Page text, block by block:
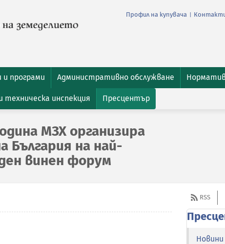
Профил на купувача
програми Административно обслужване
техническа инспекция Пресцентър
МЗХ организира
България на най-
винен форум
RSS
Новини